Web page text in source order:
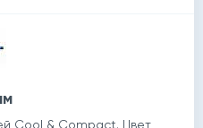
Cool & Compact. Цвет